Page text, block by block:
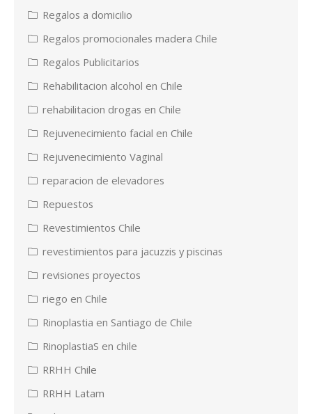
Regalos a domicilio
Regalos promocionales madera Chile
Regalos Publicitarios
Rehabilitacion alcohol en Chile
rehabilitacion drogas en Chile
Rejuvenecimiento facial en Chile
Rejuvenecimiento Vaginal
reparacion de elevadores
Repuestos
Revestimientos Chile
revestimientos para jacuzzis y piscinas
revisiones proyectos
riego en Chile
Rinoplastia en Santiago de Chile
RinoplastiaS en chile
RRHH Chile
RRHH Latam